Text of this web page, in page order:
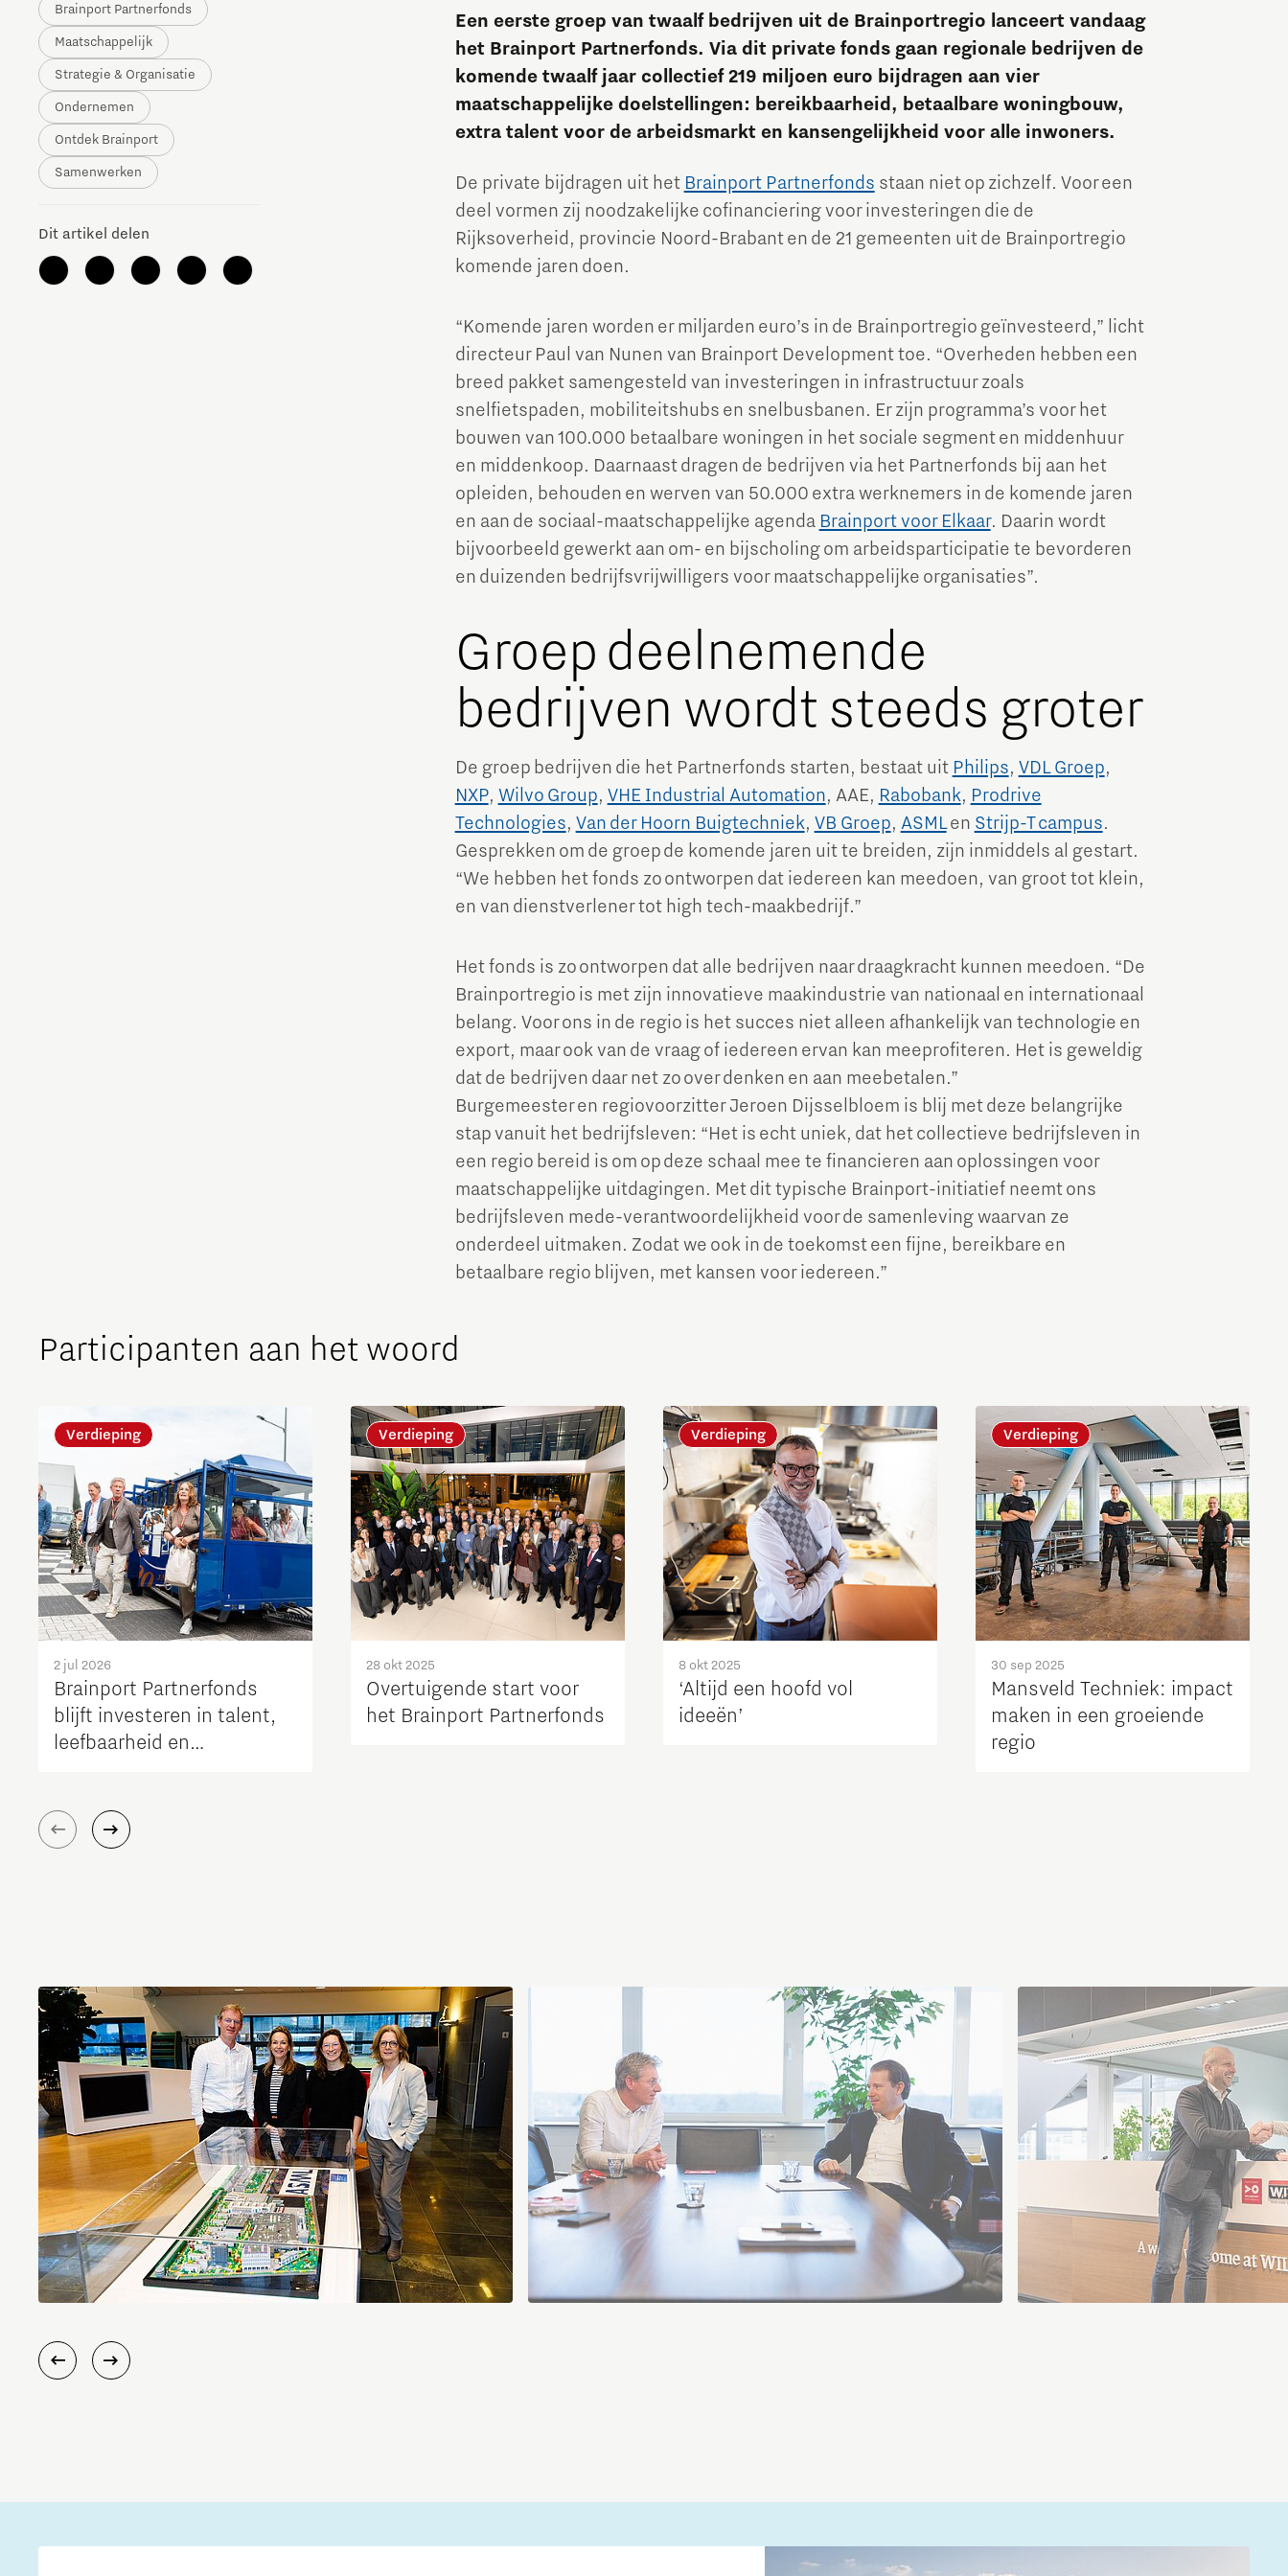
Brainport Industries Campus
High Tech Campus Eindhoven
Strijp District
TU/e Campus
Micro and nano electronics Food
The Gate voor tech startups
Hoe bescherm ik mijn idee?
Brainport Networking Financials
Brainport Partnerfonds
Maatschappelijk
Strategie & Organisatie
Ondernemen
Ontdek Brainport
Samenwerken
Dit artikel delen
Een eerste groep van twaalf bedrijven uit de Brainportregio lanceert vandaag
het Brainport Partnerfonds. Via dit private fonds gaan regionale bedrijven de
komende twaalf jaar collectief 219 miljoen euro bijdragen aan vier
maatschappelijke doelstellingen: bereikbaarheid, betaalbare woningbouw,
extra talent voor de arbeidsmarkt en kansengelijkheid voor alle inwoners.
De private bijdragen uit het Brainport Partnerfonds staan niet op zichzelf. Voor een
deel vormen zij noodzakelijke cofinanciering voor investeringen die de
Rijksoverheid, provincie Noord-Brabant en de 21 gemeenten uit de Brainportregio
komende jaren doen.
“Komende jaren worden er miljarden euro’s in de Brainportregio geïnvesteerd,” licht
directeur Paul van Nunen van Brainport Development toe. “Overheden hebben een
breed pakket samengesteld van investeringen in infrastructuur zoals
snelfietspaden, mobiliteitshubs en snelbusbanen. Er zijn programma’s voor het
bouwen van 100.000 betaalbare woningen in het sociale segment en middenhuur
en middenkoop. Daarnaast dragen de bedrijven via het Partnerfonds bij aan het
opleiden, behouden en werven van 50.000 extra werknemers in de komende jaren
en aan de sociaal-maatschappelijke agenda Brainport voor Elkaar. Daarin wordt
bijvoorbeeld gewerkt aan om- en bijscholing om arbeidsparticipatie te bevorderen
en duizenden bedrijfsvrijwilligers voor maatschappelijke organisaties”.
Groep deelnemende
bedrijven wordt steeds groter
De groep bedrijven die het Partnerfonds starten, bestaat uit Philips, VDL Groep,
NXP, Wilvo Group, VHE Industrial Automation, AAE, Rabobank, Prodrive
Technologies, Van der Hoorn Buigtechniek, VB Groep, ASMLen Strijp-T campus.
Gesprekken om de groep de komende jaren uit te breiden, zijn inmiddels al gestart.
“We hebben het fonds zo ontworpen dat iedereen kan meedoen, van groot tot klein,
en van dienstverlener tot high tech-maakbedrijf.”
Het fonds is zo ontworpen dat alle bedrijven naar draagkracht kunnen meedoen. “De
Brainportregio is met zijn innovatieve maakindustrie van nationaal en internationaal
belang. Voor ons in de regio is het succes niet alleen afhankelijk van technologie en
export, maar ook van de vraag of iedereen ervan kan meeprofiteren. Het is geweldig
dat de bedrijven daar net zo over denken en aan meebetalen.”
Burgemeester en regiovoorzitter Jeroen Dijsselbloem is blij met deze belangrijke
stap vanuit het bedrijfsleven: “Het is echt uniek, dat het collectieve bedrijfsleven in
een regio bereid is om op deze schaal mee te financieren aan oplossingen voor
maatschappelijke uitdagingen. Met dit typische Brainport-initiatief neemt ons
bedrijfsleven mede-verantwoordelijkheid voor de samenleving waarvan ze
onderdeel uitmaken. Zodat we ook in de toekomst een fijne, bereikbare en
betaalbare regio blijven, met kansen voor iedereen.”
Participanten aan het woord
Verdieping
2 jul 2026
Brainport Partnerfonds
blijft investeren in talent,
leefbaarheid en
Verdieping
28 okt 2025
Overtuigende start voor
het Brainport Partnerfonds
Verdieping
8 okt 2025
‘Altijd een hoofd vol
ideeën’
Verdieping
30 sep 2025
Mansveld Techniek: impact
maken in een groeiende
regio